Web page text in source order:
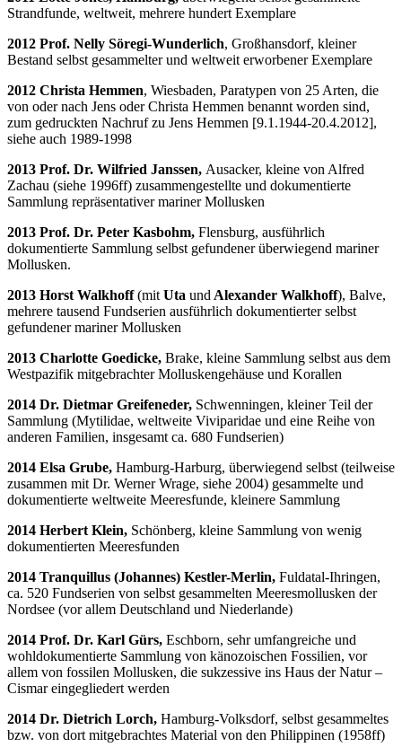
Strandfunde, weltweit, mehrere hundert Exemplare
2012 Prof. Nelly Söregi-Wunderlich, Großhansdorf, kleiner
Bestand selbst gesammelter und weltweit erworbener Exemplare
2012 Christa Hemmen, Wiesbaden, Paratypen von 25 Arten, die
von oder nach Jens oder Christa Hemmen benannt worden sind,
zum gedruckten Nachruf zu Jens Hemmen [9.1.1944-20.4.2012],
siehe auch 1989-1998
2013 Prof. Dr. Wilfried Janssen, Ausacker, kleine von Alfred
Zachau (siehe 1996ff) zusammengestellte und dokumentierte
Sammlung repräsentativer mariner Mollusken
2013 Prof. Dr. Peter Kasbohm, Flensburg, ausführlich
dokumentierte Sammlung selbst gefundener überwiegend mariner
Mollusken.
2013 Horst Walkhoff(mit Uta und Alexander Walkhoff), Balve,
mehrere tausend Fundserien ausführlich dokumentierter selbst
gefundener mariner Mollusken
2013 Charlotte Goedicke, Brake, kleine Sammlung selbst aus dem
Westpazifik mitgebrachter Molluskengehäuse und Korallen
2014 Dr. Dietmar Greifeneder, Schwenningen, kleiner Teil der
Sammlung (Mytilidae, weltweite Viviparidae und eine Reihe von
anderen Familien, insgesamt ca. 680 Fundserien)
2014 Elsa Grube, Hamburg-Harburg, überwiegend selbst (teilweise
zusammen mit Dr. Werner Wrage, siehe 2004) gesammelte und
dokumentierte weltweite Meeresfunde, kleinere Sammlung
2014 Herbert Klein, Schönberg, kleine Sammlung von wenig
dokumentierten Meeresfunden
2014 Tranquillus (Johannes) Kestler-Merlin, Fuldatal-Ihringen,
ca. 520 Fundserien von selbst gesammelten Meeresmollusken der
Nordsee (vor allem Deutschland und Niederlande)
2014 Prof. Dr. Karl Gürs, Eschborn, sehr umfangreiche und
wohldokumentierte Sammlung von känozoischen Fossilien, vor
allem von fossilen Mollusken, die sukzessive ins Haus der Natur –
Cismar eingegliedert werden
2014 Dr. Dietrich Lorch, Hamburg-Volksdorf, selbst gesammeltes
bzw. von dort mitgebrachtes Material von den Philippinen (1958ff)